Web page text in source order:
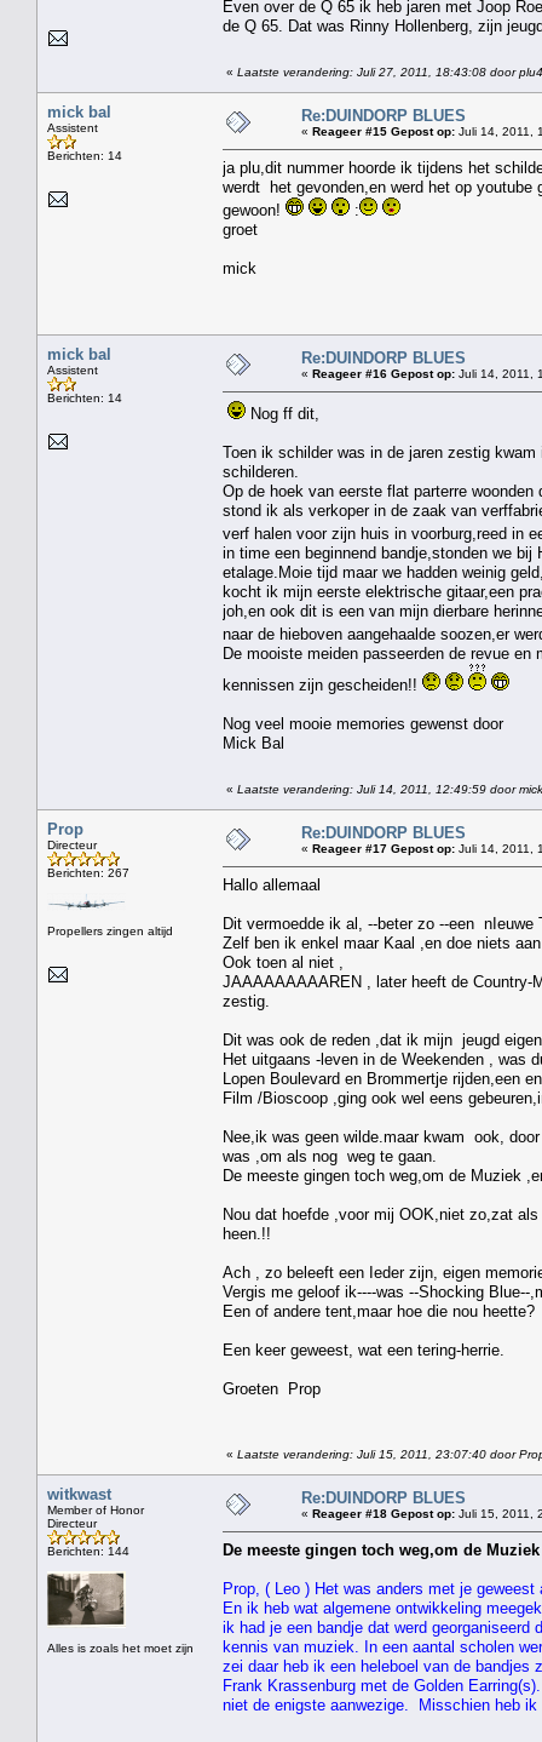
Even over de Q 65 ik heb jaren met Joop
de Q 65. Dat was Rinny Hollenberg, zijn
« Laatste verandering: Juli 27, 2011, 18:43:08 door plu4
mick bal
Assistent
Berichten: 14
Re:DUINDORP BLUES
« Reageer #15 Gepost op: Juli 14, 2011,
ja plu,dit nummer hoorde ik tijdens het
werdt het gevonden,en werd het op
gewoon!
:
groet
mick
mick bal
Assistent
Berichten: 14
Re:DUINDORP BLUES
« Reageer #16 Gepost op: Juli 14, 2011,
Nog ff dit,
Toen ik schilder was in de jaren zestig
schilderen.
Op de hoek van eerste flat parterre
stond ik als verkoper in de zaak van
verf halen voor zijn huis in voorburg,reed in
in time een beginnend bandje,stonden we
etalage.Moie tijd maar we hadden weinig
kocht ik mijn eerste elektrische gitaar,een
joh,en ook dit is een van mijn dierbare
naar de hieboven aangehaalde soozen,er
De mooiste meiden passeerden de revue
kennissen zijn gescheiden!!
Nog veel mooie memories gewenst door
Mick Bal
« Laatste verandering: Juli 14, 2011, 12:49:59 door
Prop
Directeur
Berichten: 267
Propellers zingen altijd
Re:DUINDORP BLUES
« Reageer #17 Gepost op: Juli 14, 2011,
Hallo allemaal
Dit vermoedde ik al, --beter zo --een nIeuwe
Zelf ben ik enkel maar Kaal ,en doe niets
Ook toen al niet ,
JAAAAAAAAAREN , later heeft de Country-
zestig.
Dit was ook de reden ,dat ik mijn jeugd
Het uitgaans -leven in de Weekenden , was
Lopen Boulevard en Brommertje rijden,een
Film /Bioscoop ,ging ook wel eens
Nee,ik was geen wilde.maar kwam ook,
was ,om als nog weg te gaan.
De meeste gingen toch weg,om de Muziek
Nou dat hoefde ,voor mij OOK,niet zo,zat
heen.!!
Ach , zo beleeft een Ieder zijn, eigen
Vergis me geloof ik----was --Shocking
Een of andere tent,maar hoe die nou heette?
Een keer geweest, wat een tering-herrie.
Groeten Prop
« Laatste verandering: Juli 15, 2011, 23:07:40 door
witkwast
Member of Honor
Directeur
Berichten: 144
Alles is zoals het moet zijn
Re:DUINDORP BLUES
« Reageer #18 Gepost op: Juli 15, 2011,
De meeste gingen toch weg,om de
Prop, ( Leo ) Het was anders met je
En ik heb wat algemene ontwikkeling
ik had je een bandje dat werd
kennis van muziek. In een aantal scholen
zei daar heb ik een heleboel van de bandjes
Frank Krassenburg met de Golden
niet de enigste aanwezige. Misschien heb